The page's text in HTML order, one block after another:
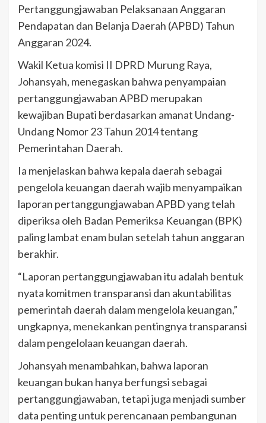
Pertanggungjawaban Pelaksanaan Anggaran
Pendapatan dan Belanja Daerah (APBD) Tahun
Anggaran 2024.
Wakil Ketua komisi II DPRD Murung Raya,
Johansyah, menegaskan bahwa penyampaian
pertanggungjawaban APBD merupakan
kewajiban Bupati berdasarkan amanat Undang-
Undang Nomor 23 Tahun 2014 tentang
Pemerintahan Daerah.
Ia menjelaskan bahwa kepala daerah sebagai
pengelola keuangan daerah wajib menyampaikan
laporan pertanggungjawaban APBD yang telah
diperiksa oleh Badan Pemeriksa Keuangan (BPK)
paling lambat enam bulan setelah tahun anggaran
berakhir.
“Laporan pertanggungjawaban itu adalah bentuk
nyata komitmen transparansi dan akuntabilitas
pemerintah daerah dalam mengelola keuangan,”
ungkapnya, menekankan pentingnya transparansi
dalam pengelolaan keuangan daerah.
Johansyah menambahkan, bahwa laporan
keuangan bukan hanya berfungsi sebagai
pertanggungjawaban, tetapi juga menjadi sumber
data penting untuk perencanaan pembangunan